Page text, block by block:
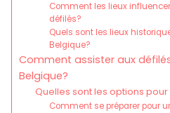
Comment les lieux
défilés?
Quels sont les lieux
Belgique?
Comment assister aux
Belgique?
Quelles sont les options
Comment se préparer pour